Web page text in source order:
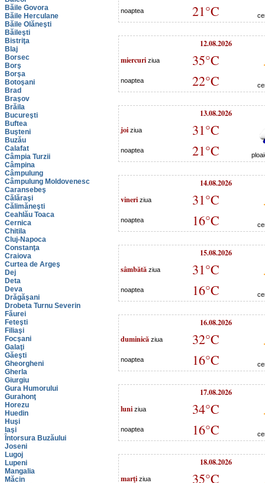
Băile Govora
Băile Herculane
Băile Olăneşti
Băileşti
Bistriţa
Blaj
Borsec
Borş
Borşa
Botoşani
Brad
Braşov
Brăila
Bucureşti
Buftea
Buşteni
Buzău
Calafat
Câmpia Turzii
Câmpina
Câmpulung
Câmpulung Moldovenesc
Caransebeş
Călăraşi
Călimăneşti
Ceahlău Toaca
Cernica
Chitila
Cluj-Napoca
Constanţa
Craiova
Curtea de Argeş
Dej
Deta
Deva
Drăgăşani
Drobeta Turnu Severin
Făurei
Feteşti
Filiaşi
Focşani
Galaţi
Găeşti
Gheorgheni
Gherla
Giurgiu
Gura Humorului
Gurahonţ
Horezu
Huedin
Huşi
Iaşi
Întorsura Buzăului
Joseni
Lugoj
Lupeni
Mangalia
Măcin
noaptea 21°C
12.08.2026
miercuri ziua 35°C
noaptea 22°C
13.08.2026
joi ziua 31°C
noaptea 21°C
14.08.2026
vineri ziua 31°C
noaptea 16°C
15.08.2026
sâmbătă ziua 31°C
noaptea 16°C
16.08.2026
duminică ziua 32°C
noaptea 16°C
17.08.2026
luni ziua 34°C
noaptea 16°C
18.08.2026
marţi ziua 35°C